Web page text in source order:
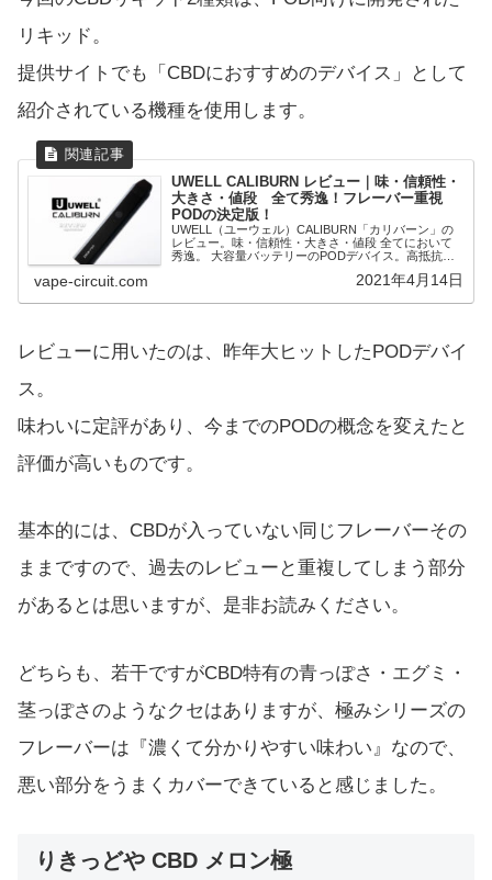
リキッド。
提供サイトでも「CBDにおすすめのデバイス」として
紹介されている機種を使用します。
UWELL CALIBURN レビュー｜味・信頼性・
大きさ・値段 全て秀逸！フレーバー重視
PODの決定版！
UWELL（ユーウェル）CALIBURN「カリバーン」の
レビュー。味・信頼性・大きさ・値段 全てにおいて
秀逸。 大容量バッテリーのPODデバイス。高抵抗
vape-circuit.com 2021年4月14日
レビューに用いたのは、昨年大ヒットしたPODデバイ
ス。
味わいに定評があり、今までのPODの概念を変えたと
評価が高いものです。
基本的には、CBDが入っていない同じフレーバーその
ままですので、過去のレビューと重複してしまう部分
があるとは思いますが、是非お読みください。
どちらも、若干ですがCBD特有の青っぽさ・エグミ・
茎っぽさのようなクセはありますが、極みシリーズの
フレーバーは『濃くて分かりやすい味わい』なので、
悪い部分をうまくカバーできていると感じました。
りきっどや CBD メロン極